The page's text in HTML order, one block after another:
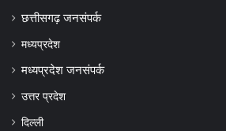
छत्तीसगढ़ जनसंपर्क
मध्यप्रदेश
मध्यप्रदेश जनसंपर्क
उत्तर प्रदेश
दिल्ली